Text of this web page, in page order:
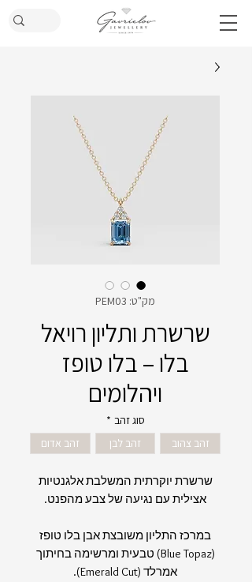
מק"ט: PEM03
שרשרת ותליון רויאל
בלו – בלו טופז
ויהלומים
סוג זהב *
זהב צהוב
זהב לבן זהב אדום
שרשרת יוקרתית המשלבת אלגנטיות
אצילית עם נגיעה של צבע מהפנט.
במרכז התליון משובצת אבן בלו טופז
(Blue Topaz) טבעית ומרשימה בחיתוך
אמרלד (Emerald Cut).